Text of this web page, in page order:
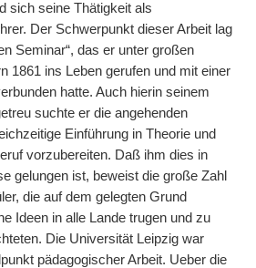
sich seine Thätigkeit als
Der Schwerpunkt dieser Arbeit lag
Seminar“, das er unter großen
1861 ins Leben gerufen und mit einer
hatte. Auch hierin seinem
suchte er die angehenden
Einführung in Theorie und
vorzubereiten. Daß ihm dies in
gelungen ist, beweist die große Zahl
die auf dem gelegten Grund
Ideen in alle Lande trugen und zu
Die Universität Leipzig war
pädagogischer Arbeit. Ueber die